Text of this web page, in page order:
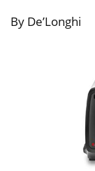
By De’Longhi